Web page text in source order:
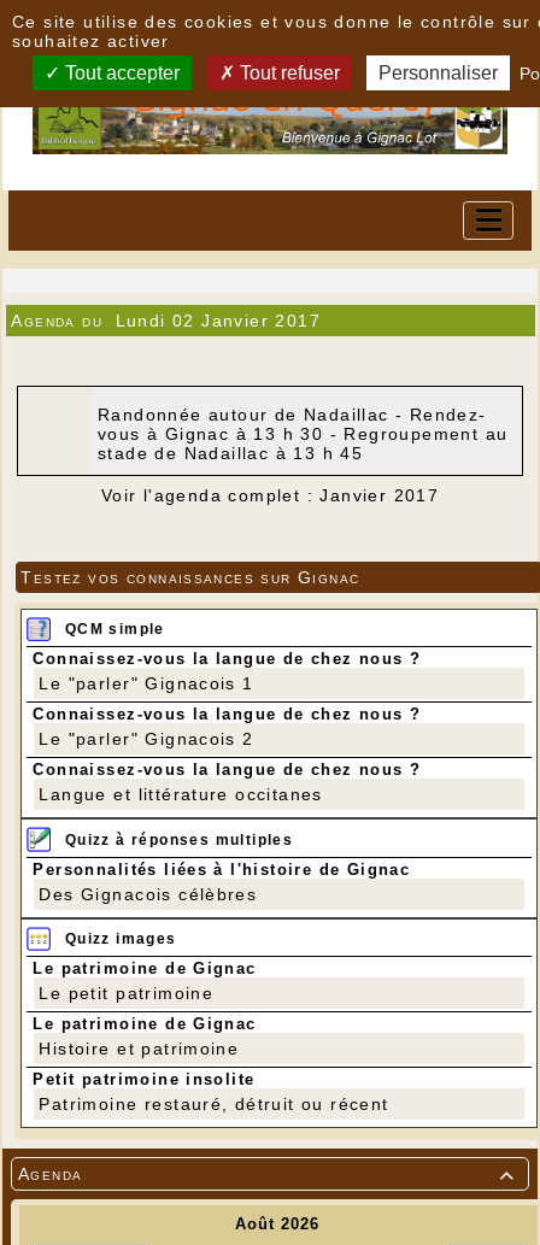

Agenda
Agenda du Lundi 02 Janvier 2017
Randonnée autour de Nadaillac - Rendez-
vous à Gignac à 13 h 30 - Regroupement au
stade de Nadaillac à 13 h 45
Voir l'agenda complet : Janvier 2017
Testez vos connaissances sur Gignac
QCM simple
Connaissez-vous la langue de chez nous ?
Le "parler" Gignacois 1
Connaissez-vous la langue de chez nous ?
Le "parler" Gignacois 2
Connaissez-vous la langue de chez nous ?
Langue et littérature occitanes
Quizz à réponses multiples
Personnalités liées à l'histoire de Gignac
Des Gignacois célèbres
Quizz images
Le patrimoine de Gignac
Le petit patrimoine
Le patrimoine de Gignac
Histoire et patrimoine
Petit patrimoine insolite
Patrimoine restauré, détruit ou récent
Ce site utilise des cookies et vous donne le contrôle sur
souhaitez activer
Tout accepter Tout refuser Personnaliser